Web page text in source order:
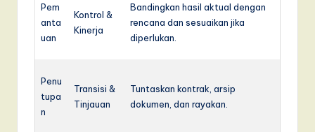
Pem
anta
uan
Kontrol &
Kinerja
Bandingkan hasil aktual dengan
rencana dan sesuaikan jika
diperlukan.
Penu
tupa
n
Transisi &
Tinjauan
Tuntaskan kontrak, arsip
dokumen, dan rayakan.